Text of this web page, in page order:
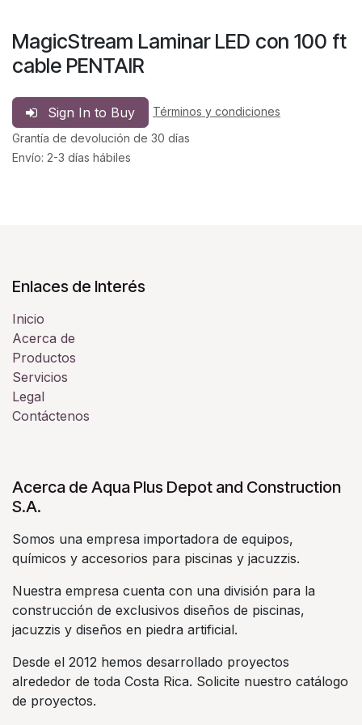
MagicStream Laminar LED con 100 ft
cable PENTAIR
Sign In to Buy
Términos y condiciones
Grantía de devolución de 30 días
Envío: 2-3 días hábiles
Enlaces de Interés
Inicio
Acerca de
Productos
Servicios
Legal
Contáctenos
Acerca de Aqua Plus Depot and Construction
S.A.
Somos una empresa importadora de equipos,
químicos y accesorios para piscinas y jacuzzis.
Nuestra empresa cuenta con una división para la
construcción de exclusivos diseños de piscinas,
jacuzzis y diseños en piedra artificial.
Desde el 2012 hemos desarrollado proyectos
alrededor de toda Costa Rica. Solicite nuestro catálogo
de proyectos.